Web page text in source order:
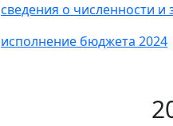
сведения о численности и
исполнение бюджета 2024